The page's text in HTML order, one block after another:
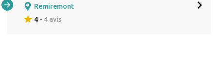
Remiremont
4 - 4 avis